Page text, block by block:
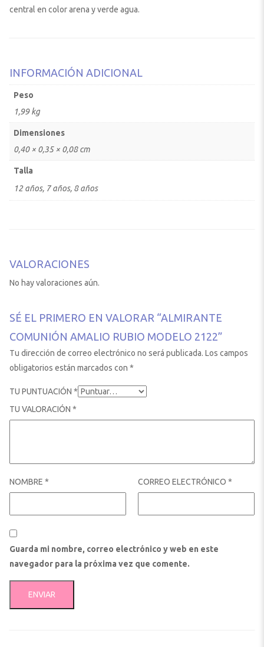
central en color arena y verde agua.
INFORMACIÓN ADICIONAL
Peso
1,99 kg
Dimensiones
0,40 × 0,35 × 0,08 cm
Talla
12 años, 7 años, 8 años
VALORACIONES
No hay valoraciones aún.
SÉ EL PRIMERO EN VALORAR “ALMIRANTE
COMUNIÓN AMALIO RUBIO MODELO 2122”
Tu dirección de correo electrónico no será publicada. Los campos
obligatorios están marcados con *
TU PUNTUACIÓN *
TU VALORACIÓN *
NOMBRE * CORREO ELECTRÓNICO *
Guarda mi nombre, correo electrónico y web en este
navegador para la próxima vez que comente.